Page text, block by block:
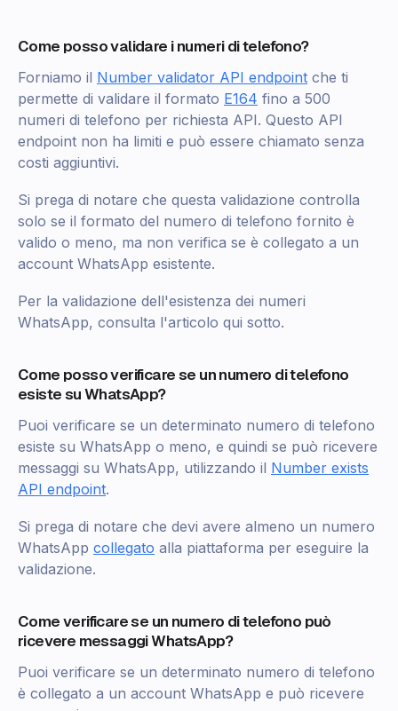
Come posso validare i numeri di telefono?
Forniamo il Number validator API endpoint che ti
permette di validare il formato E164 fino a 500
numeri di telefono per richiesta API. Questo API
endpoint non ha limiti e può essere chiamato senza
costi aggiuntivi.
Si prega di notare che questa validazione controlla
solo se il formato del numero di telefono fornito è
valido o meno, ma non verifica se è collegato a un
account WhatsApp esistente.
Per la validazione dell'esistenza dei numeri
WhatsApp, consulta l'articolo qui sotto.
Come posso verificare se un numero di telefono
esiste su WhatsApp?
Puoi verificare se un determinato numero di telefono
esiste su WhatsApp o meno, e quindi se può ricevere
messaggi su WhatsApp, utilizzando il Number exists
API endpoint.
Si prega di notare che devi avere almeno un numero
WhatsApp collegato alla piattaforma per eseguire la
validazione.
Come verificare se un numero di telefono può
ricevere messaggi WhatsApp?
Puoi verificare se un determinato numero di telefono
è collegato a un account WhatsApp e può ricevere